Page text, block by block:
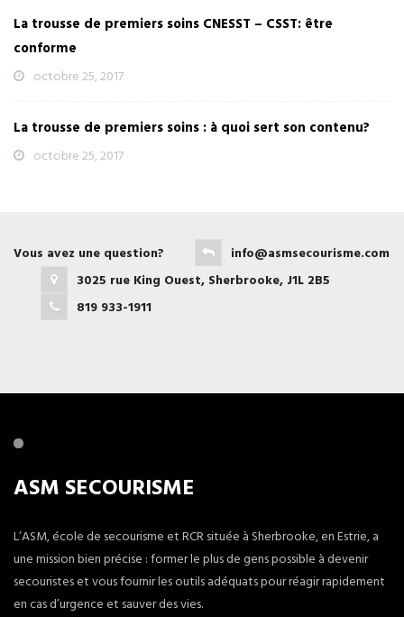
La trousse de premiers soins CNESST – CSST: être
conforme
octobre 25, 2017
La trousse de premiers soins : à quoi sert son contenu?
octobre 25, 2017
Vous avez une question?
info@asmsecourisme.com
3025 rue King Ouest, Sherbrooke, J1L 2B5
819 933-1911
ASM SECOURISME
L’ASM, école de secourisme et RCR située à Sherbrooke, en Estrie, a
une mission bien précise : former le plus de gens possible à devenir
secouristes et vous fournir les outils adéquats pour réagir rapidement
en cas d’urgence et sauver des vies.